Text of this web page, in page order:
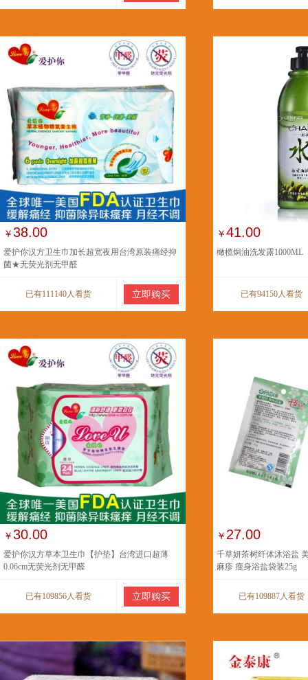
￥38.00
爱护你汉方卫生巾加长超宽夜用台湾原装痛经抑
菌★无荧光剂无甲醛
已有111140人看货 立即购买
￥41.00
橄榄焗油洗发露1000ML
已有94150人看货
￥30.00
爱护你汉方草本卫生巾【护垫】台湾进口超薄
0.06cm无荧光剂无甲醛
已有109856人看货 立即购买
￥ 27.00
千草妍茶树纤体沐浴盐
麻疹 瘦身浴盐袋装25g
已有109887人看货